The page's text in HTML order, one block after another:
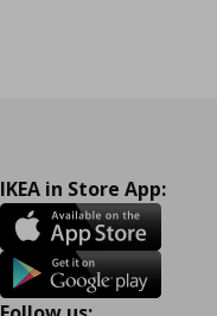
IKEA in Store App: